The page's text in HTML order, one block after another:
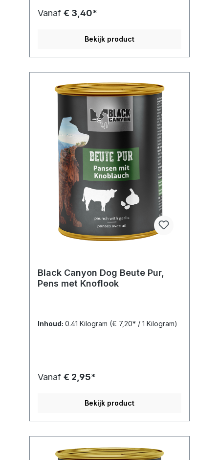
Vanaf € 3,40*
Bekijk product
Black Canyon Dog Beute Pur,
Pens met Knoflook
Inhoud: 0.41 Kilogram (€ 7,20* / 1 Kilogram)
Vanaf € 2,95*
Bekijk product